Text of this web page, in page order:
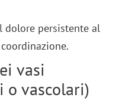
dolore persistente al
vasi
o vascolari)